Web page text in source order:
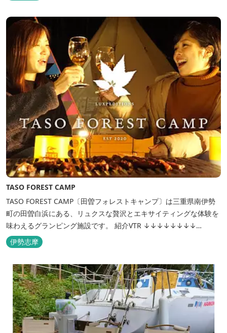
TASO FOREST CAMP
TASO FOREST CAMP〔田曽フォレストキャンプ〕は三重県南伊勢
町の田曽白浜にある、リュクスな贅沢とエキサイティングな体験を
味わえるグランピング施設です。 紹介VTR ↓↓↓↓↓↓↓↓
https://www.youtube.com/watch?v=jpF0wPRjqSw
伊勢志摩